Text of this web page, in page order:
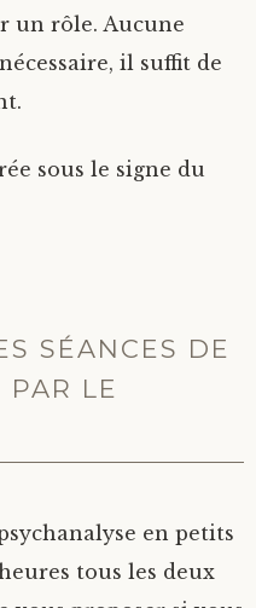
un rôle. Aucune
il suffit de
sous le signe du
SÉANCES DE
PAR LE
en petits
tous les deux